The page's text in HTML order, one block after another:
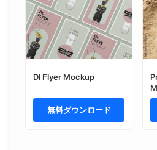
Dl Flyer Mockup
無料ダウンロード